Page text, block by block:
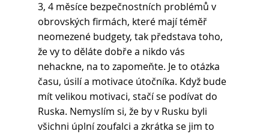
3, 4 měsíce bezpečnostních problémů v
obrovských firmách, které mají téměř
neomezené budgety, tak představa toho,
že vy to děláte dobře a nikdo vás
nehackne, na to zapomeňte. Je to otázka
času, úsilí a motivace útočníka. Když bude
mít velikou motivaci, stačí se podívat do
Ruska. Nemyslím si, že by v Rusku byli
všichni úplní zoufalci a zkrátka se jim to